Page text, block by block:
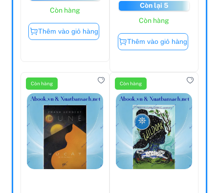
Còn hàng
Thêm vào giỏ hàng
Còn lại 5
Còn hàng
Thêm vào giỏ hàng
Còn hàng Còn hàng